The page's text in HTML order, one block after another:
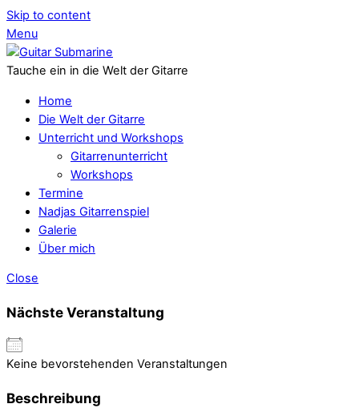
Skip to content
Menu
Tauche ein in die Welt der Gitarre
Home
Die Welt der Gitarre
Unterricht und Workshops
Gitarrenunterricht
Workshops
Termine
Nadjas Gitarrenspiel
Galerie
Über mich
Close
Nächste Veranstaltung
Keine bevorstehenden Veranstaltungen
Beschreibung